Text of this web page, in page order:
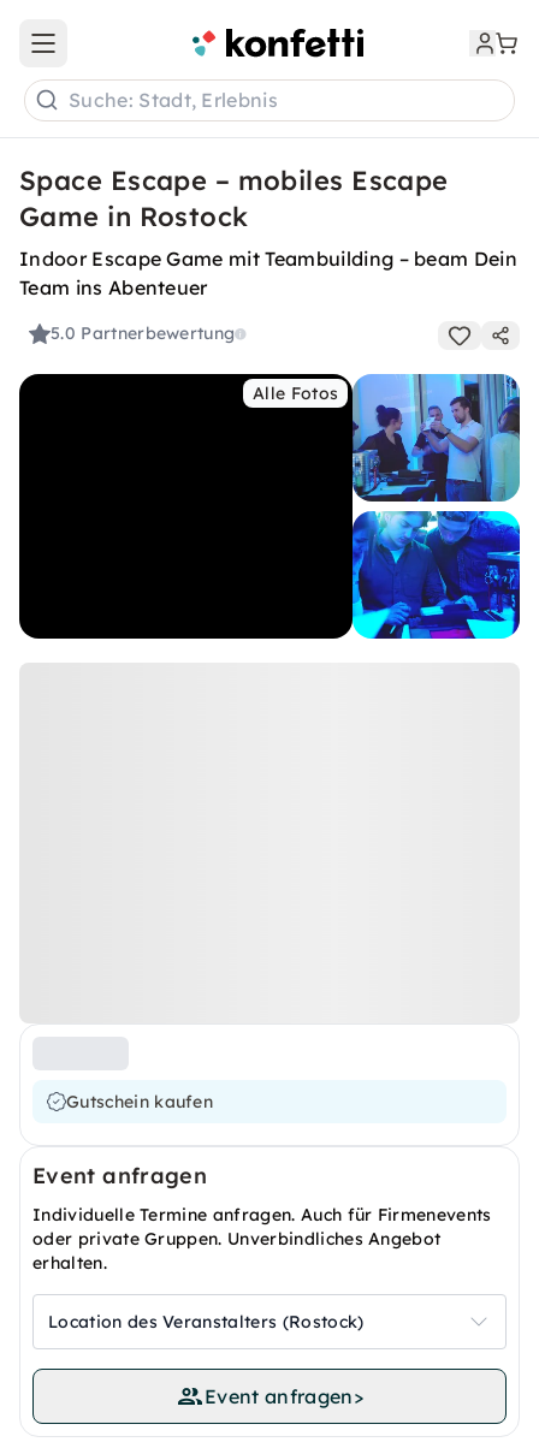
Open main menu
Suche: Stadt, Erlebnis
Space Escape – mobiles Escape
Game in Rostock
Indoor Escape Game mit Teambuilding – beam Dein
Team ins Abenteuer
5.0 Partnerbewertung
Alle Fotos
Gutschein kaufen
Event anfragen
Individuelle Termine anfragen. Auch für Firmenevents
oder private Gruppen. Unverbindliches Angebot
erhalten.
Location des Veranstalters (Rostock)
Event anfragen>